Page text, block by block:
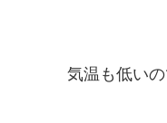
気温も低い